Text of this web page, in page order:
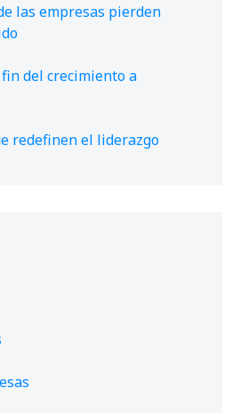
las empresas pierden
del crecimiento a
redefinen el liderazgo